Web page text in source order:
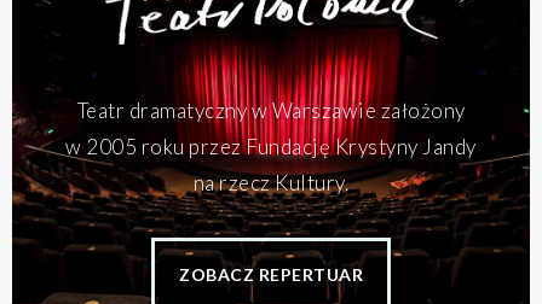
Teatr dramatyczny w Warszawie założony
w 2005 roku przez Fundację Krystyny Jandy
na rzecz Kultury.
ZOBACZ REPERTUAR